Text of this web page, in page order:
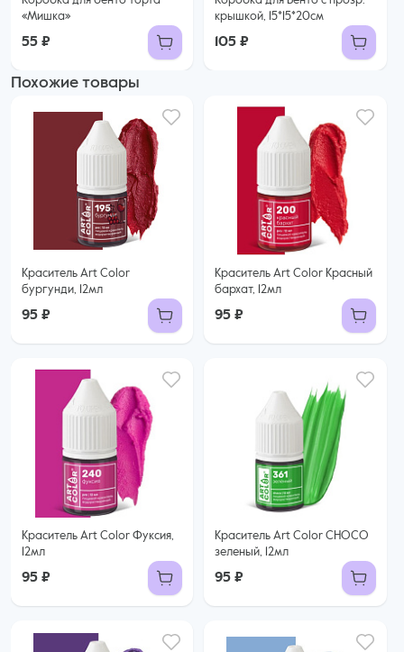
«Мишка»
55 ₽
крышкой, 15*15*20см
105 ₽
Похожие товары
Краситель Art Color
бургунди, 12мл
95 ₽
Краситель Art Color Красный
бархат, 12мл
95 ₽
Краситель Art Color Фуксия,
12мл
95 ₽
Краситель Art Color CHOCO
зеленый, 12мл
95 ₽